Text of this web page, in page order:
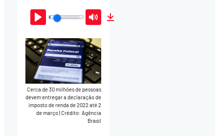
Play Mute
Cerca de 30 milhões de pessoas
devem entregar a declaração de
imposto de renda de 2022 até 2
de março|Crédito: Agência
Brasil